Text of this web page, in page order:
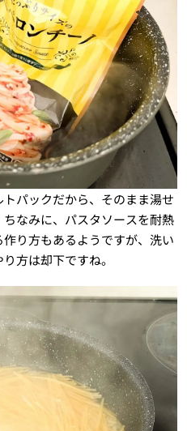
パックだから、そのまま湯せ
なみに、パスタソースを耐熱
り方もあるようですが、洗い
方は却下ですね。